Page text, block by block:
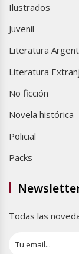
Ilustrados
Juvenil
Literatura
Literatura
No ficción
Novela histórica
Policial
Packs
Todas las